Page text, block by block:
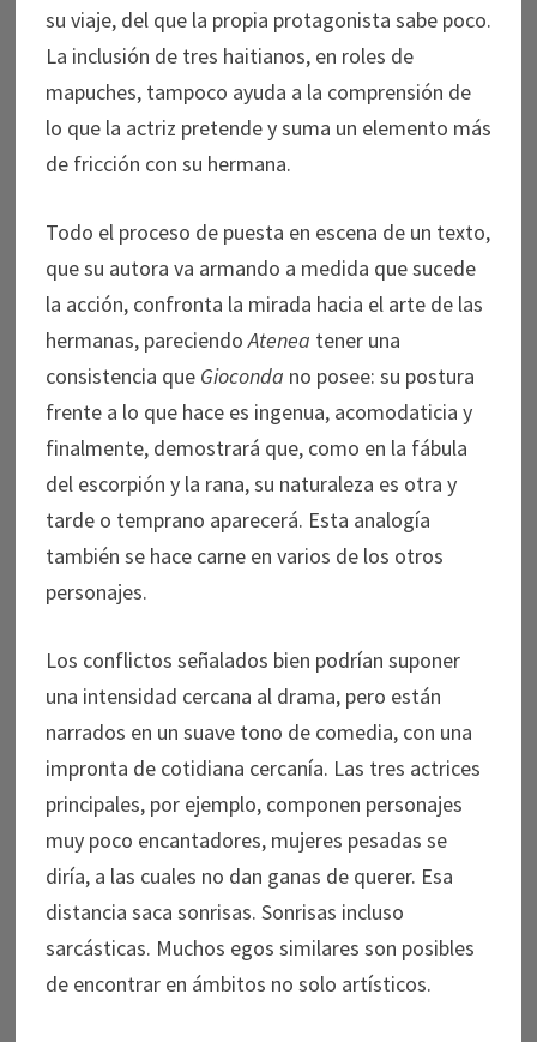
su viaje, del que la propia protagonista sabe poco.
La inclusión de tres haitianos, en roles de
mapuches, tampoco ayuda a la comprensión de
lo que la actriz pretende y suma un elemento más
de fricción con su hermana.
Todo el proceso de puesta en escena de un texto,
que su autora va armando a medida que sucede
la acción, confronta la mirada hacia el arte de las
hermanas, pareciendoAtenea tener una
consistencia que Gioconda no posee: su postura
frente a lo que hace es ingenua, acomodaticia y
finalmente, demostrará que, como en la fábula
del escorpión y la rana, su naturaleza es otra y
tarde o temprano aparecerá. Esta analogía
también se hace carne en varios de los otros
personajes.
Los conflictos señalados bien podrían suponer
una intensidad cercana al drama, pero están
narrados en un suave tono de comedia, con una
impronta de cotidiana cercanía. Las tres actrices
principales, por ejemplo, componen personajes
muy poco encantadores, mujeres pesadas se
diría, a las cuales no dan ganas de querer. Esa
distancia saca sonrisas. Sonrisas incluso
sarcásticas. Muchos egos similares son posibles
de encontrar en ámbitos no solo artísticos.